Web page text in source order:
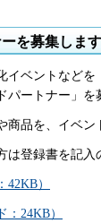
を募集しま
イベントなど
パートナー」を
商品を、イベ
は登録書を記入
）
24KB）